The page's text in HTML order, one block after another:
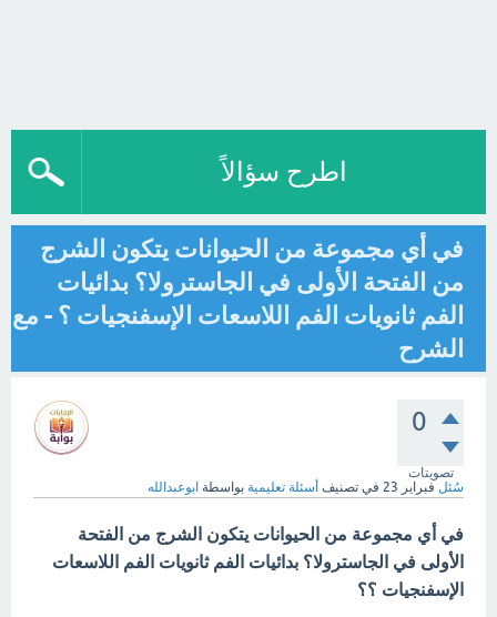
اطرح سؤالاً
في أي مجموعة من الحيوانات يتكون الشرج
من الفتحة الأولى في الجاسترولا؟ بدائيات
الفم ثانويات الفم اللاسعات الإسفنجيات ؟ - مع
الشرح
0
تصويتات
سُئل فبراير 23 في تصنيف أسئلة تعليمية بواسطة ابوعبدالله
في أي مجموعة من الحيوانات يتكون الشرج من الفتحة
الأولى في الجاسترولا؟ بدائيات الفم ثانويات الفم اللاسعات
الإسفنجيات ؟؟